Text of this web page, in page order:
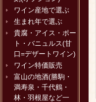
ワイン産地で選ぶ
生まれ年で選ぶ
貴腐・アイス・ポー
ト・バニュルス(甘
口=デザートワイン)
ワイン特価販売
富山の地酒(勝駒・
満寿泉・千代鶴・
林・羽根屋など一